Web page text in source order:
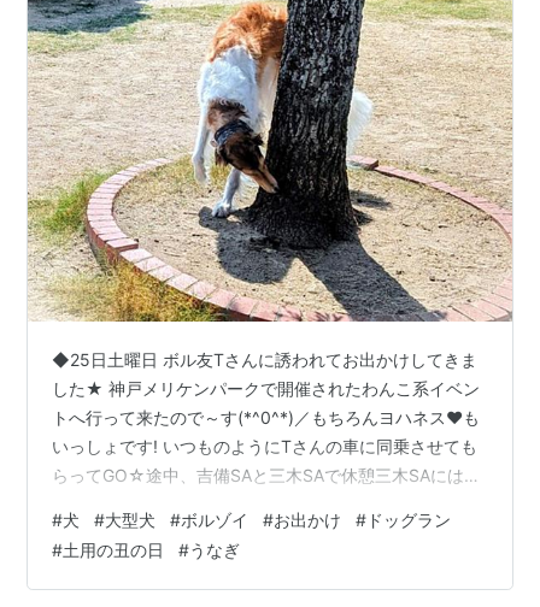
◆25日土曜日 ボル友Tさんに誘われてお出かけしてきま
した★ 神戸メリケンパークで開催されたわんこ系イベン
トへ行って来たので～す(*^0^*)／もちろんヨハネス♥も
いっしょです! いつものようにTさんの車に同乗させても
らってGO☆途中、吉備SAと三木SAで休憩三木SAにはド
せてやりました★ 初めての場所だから匂いを嗅ぎまくる
ヨハネス(笑) この時は丁度先客がいなかったので私たち
で貸し切り状態でしたV左 : 父犬の煌くん♥ 右 : ヨハネス
#犬 #大型犬 #ボルゾイ #お出かけ # ドッグラン
#土用の丑の日 #うなぎ